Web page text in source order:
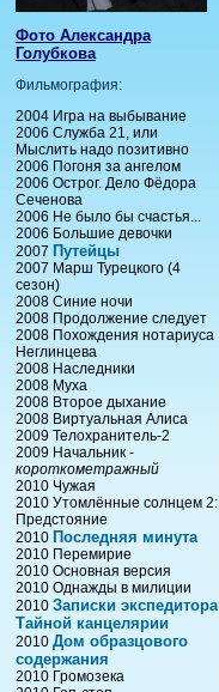
Фото Александра
Голубкова
Фильмография:
2004 Игра на выбывание
2006 Служба 21, или
Мыслить надо позитивно
2006 Погоня за ангелом
2006 Острог. Дело Фёдора
Сеченова
2006 Не было бы счастья...
2006 Большие девочки
2007 Путейцы
2007 Марш Турецкого (4
сезон)
2008 Синие ночи
2008 Продолжение следует
2008 Похождения нотариуса
Неглинцева
2008 Наследники
2008 Муха
2008 Второе дыхание
2008 Виртуальная Алиса
2009 Телохранитель-2
2009 Начальник -
короткометражный
2010 Чужая
2010 Утомлённые солнцем 2:
Предстояние
2010 Последняя минута
2010 Перемирие
2010 Основная версия
2010 Однажды в милиции
2010 Записки экспедитора
Тайной канцелярии
2010 Дом образцового
содержания
2010 Громозека